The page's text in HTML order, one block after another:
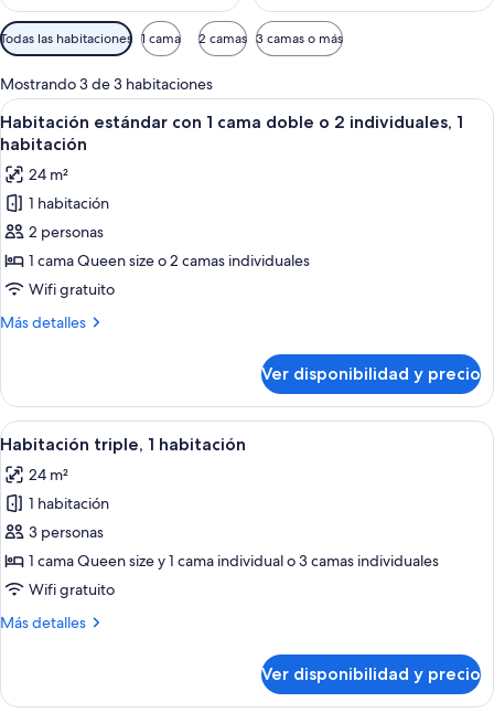
Filtros
disponibles
para
las
habitaciones
Todas las habitaciones 1 cama 2 camas 3 camas o más
Mostrando 3 de 3 habitaciones
Ver
todas
las
fotos
de
Habitación
estándar
con
1
o
individuales,
1
habitación
Habitación de hotel con cama,
9
Habitación estándar con 1 cama doble o 2 individuales, 1
habitación
24 m²
1 habitación
2 personas
1 cama Queen size o 2 camas individuales
Wifi gratuito
Más detalles
Más
estándar
con
1
doble
o
individuales,
habitación
Ver disponibilidad y precio
Ver
todas
las
fotos
de
Habitación
triple,
habitación
Habitación de hotel con televisión,
7
Habitación triple, 1 habitación
24 m²
1 habitación
3 personas
1 cama Queen size y 1 cama individual o 3 camas individuales
Wifi gratuito
Más detalles
Más
triple,
Ver disponibilidad y precio